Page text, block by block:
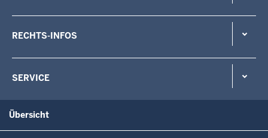
RECHTS-INFOS
SERVICE
Übersicht